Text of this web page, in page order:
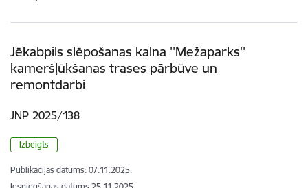
Jēkabpils slēpošanas kalna ''Mežaparks''
kameršļūkšanas trases pārbūve un
remontdarbi
JNP 2025/138
Izbeigts
Publikācijas datums: 07.11.2025.